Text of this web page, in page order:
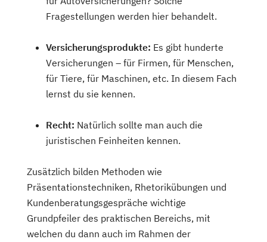
Fragestellungen werden hier behandelt.
Versicherungsprodukte: Es gibt hunderte
Versicherungen – für Firmen, für Menschen,
für Tiere, für Maschinen, etc. In diesem Fach
lernst du sie kennen.
Recht: Natürlich sollte man auch die
juristischen Feinheiten kennen.
Zusätzlich bilden Methoden wie
Präsentationstechniken, Rhetorikübungen und
Kundenberatungsgespräche wichtige
Grundpfeiler des praktischen Bereichs, mit
welchen du dann auch im Rahmen der